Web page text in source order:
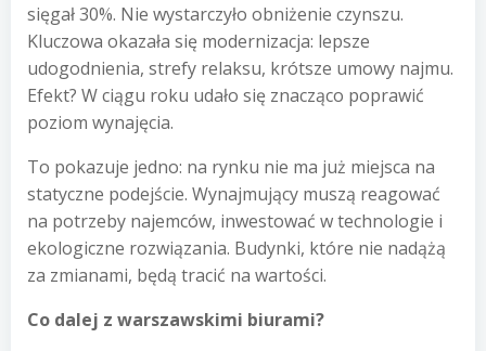
sięgał 30%. Nie wystarczyło obniżenie czynszu.
Kluczowa okazała się modernizacja: lepsze
udogodnienia, strefy relaksu, krótsze umowy najmu.
Efekt? W ciągu roku udało się znacząco poprawić
poziom wynajęcia.
To pokazuje jedno: na rynku nie ma już miejsca na
statyczne podejście. Wynajmujący muszą reagować
na potrzeby najemców, inwestować w technologie i
ekologiczne rozwiązania. Budynki, które nie nadążą
za zmianami, będą tracić na wartości.
Co dalej z warszawskimi biurami?